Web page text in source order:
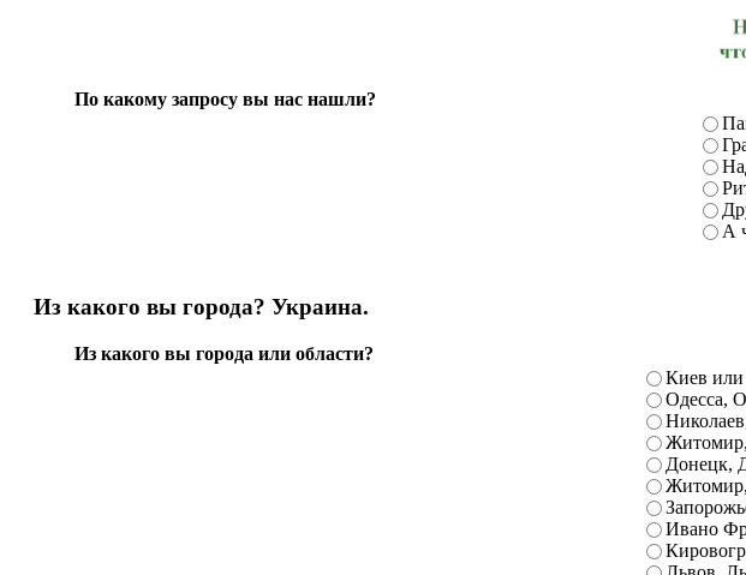
По какому запросу вы нас нашли?
А
Из какого вы города? Украина.
Из какого вы города или области?
Киев или
Одесса,
Житомир,
Донецк,
Ивано